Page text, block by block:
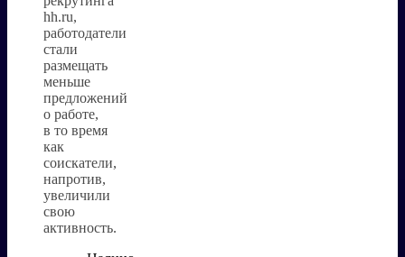
hh.ru,
работодатели
стали
размещать
меньше
предложений
о работе,
в то время
как
соискатели,
напротив,
увеличили
свою
активность.